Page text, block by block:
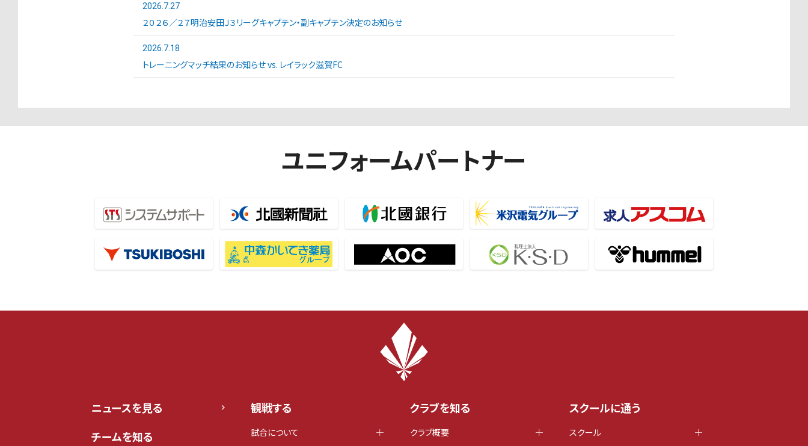
2026.7.27
２０２６／２７明治安田Ｊ３リーグキャプテン・副キャプテン決定のお知らせ
2026.7.18
トレーニングマッチ結果のお知らせ vs. レイラック滋賀FC
ユニフォームパートナー
ニュースを見る
チームを知る
観戦する
試合について
クラブを知る
クラブ概要
スクールに通う
スクール